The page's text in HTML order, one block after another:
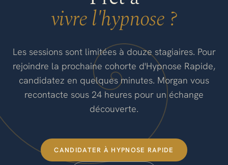
vivre l'hypnose ?
Les sessions sont limitées à douze stagiaires. Pour
rejoindre la prochaine cohorte d'Hypnose Rapide,
candidatez en quelques minutes. Morgan vous
recontacte sous 24 heures pour un échange
découverte.
CANDIDATER À HYPNOSE RAPIDE